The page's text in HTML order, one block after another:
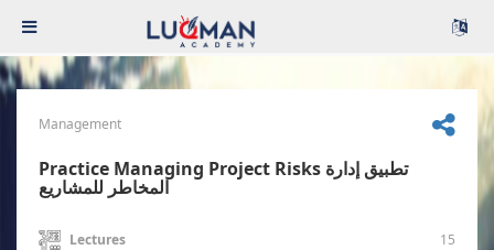
Management
Practice Managing Project Risks تطبيق إدارة
المخاطر للمشاريع
Lectures 15